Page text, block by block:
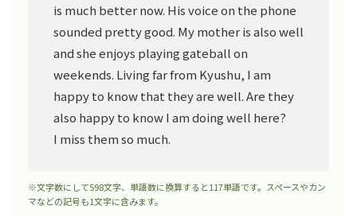
is much better now. His voice on the phone
sounded pretty good. My mother is also well
and she enjoys playing gateball on
weekends. Living far from Kyushu, I am
happy to know that they are well. Are they
also happy to know I am doing well here?
I miss them so much.
※文字数にして598文字、単語数に換算すると117単語です。スペースやカン
マなどの記号も1文字に含みます。